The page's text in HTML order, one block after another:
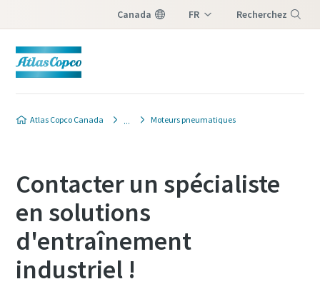
Canada FR Recherchez
Atlas Copco Canada Moteurs pneumatiques
Contacter un spécialiste
en solutions
d'entraînement
industriel !